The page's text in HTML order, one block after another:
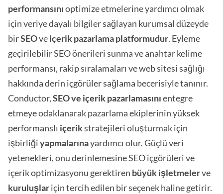
performansınıoptimize etmelerine yardımcı olmak
için veriye dayalı bilgiler sağlayan kurumsal düzeyde
birSEOveiçerik pazarlama platformudur. Eyleme
geçirilebilir SEO önerileri sunma ve anahtar kelime
performansı, rakip sıralamaları ve web sitesi sağlığı
hakkında derin içgörüler sağlama becerisiyle tanınır.
Conductor,SEO ve içerik pazarlamasınıentegre
etmeye odaklanarak pazarlama ekiplerinin yüksek
performanslı içerikstratejileri oluşturmak için
işbirliğiyapmalarınayardımcı olur. Güçlü veri
yetenekleri, onu derinlemesine SEO içgörüleri ve
içerik optimizasyonu gerektiren büyük işletmelerve
kuruluşlariçin tercih edilen bir seçenek haline getirir.